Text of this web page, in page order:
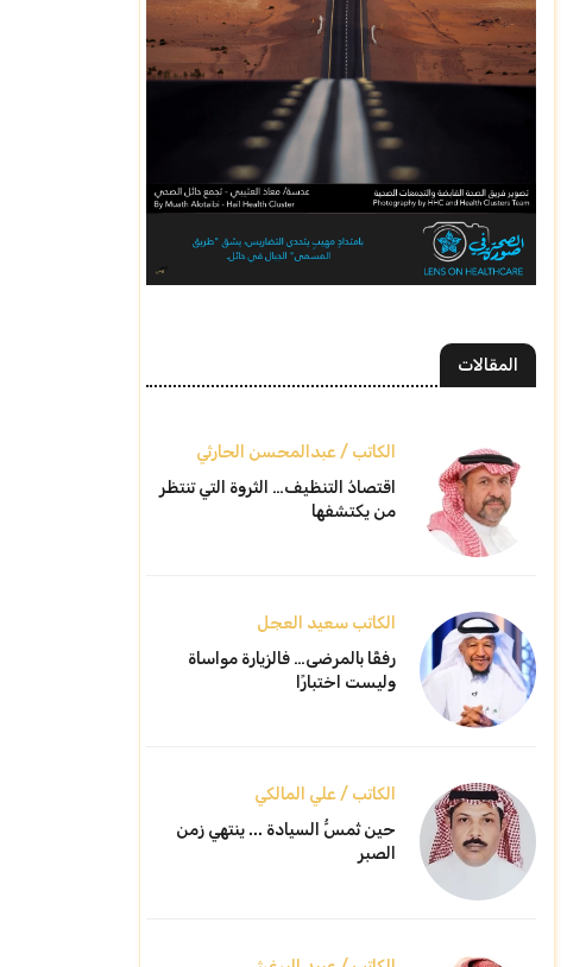
المقالات
الكاتب / عبدالمحسن الحارثي
اقتصادُ التنظيف… الثروة التي تنتظر
من يكتشفها
الكاتب سعيد العجل
رفقًا بالمرضى… فالزيارة مواساة
وليست اختبارًا
الكاتب / علي المالكي
حين تُمسُّ السيادة ... ينتهي زمن
الصبر